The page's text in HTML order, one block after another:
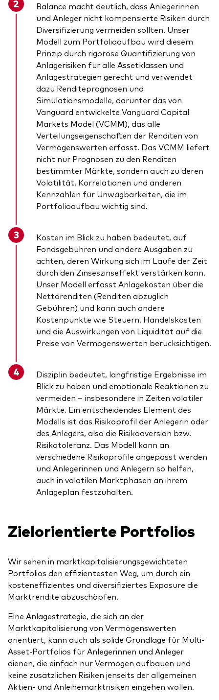
Balance macht deutlich, dass Anlegerinnen
und Anleger nicht kompensierte Risiken durch
Diversifizierung vermeiden sollten. Unser
Modell zum Portfolioaufbau wird diesem
Prinzip durch rigorose Quantifizierung von
Anlagerisiken für alle Assetklassen und
Anlagestrategien gerecht und verwendet
dazu Renditeprognosen und
Simulationsmodelle, darunter das von
Vanguard entwickelte Vanguard Capital
Markets Model (VCMM), das alle
Verteilungseigenschaften der Renditen von
Vermögenswerten erfasst. Das VCMM liefert
nicht nur Prognosen zu den Renditen
bestimmter Märkte, sondern auch zu deren
Volatilität, Korrelationen und anderen
Kennzahlen für Unwägbarkeiten, die im
Portfolioaufbau wichtig sind.
Kosten im Blick zu haben bedeutet, auf
Fondsgebühren und andere Ausgaben zu
achten, deren Wirkung sich im Laufe der Zeit
durch den Zinseszinseffekt verstärken kann.
Unser Modell erfasst Anlagekosten über die
Nettorenditen (Renditen abzüglich
Gebühren) und kann auch andere
Kostenpunkte wie Steuern, Handelskosten
und die Auswirkungen von Liquidität auf die
Preise von Vermögenswerten berücksichtigen.
Disziplin bedeutet, langfristige Ergebnisse im
Blick zu haben und emotionale Reaktionen zu
vermeiden – insbesondere in Zeiten volatiler
Märkte. Ein entscheidendes Element des
Modells ist das Risikoprofil der Anlegerin oder
des Anlegers, also die Risikoaversion bzw.
Risikotoleranz. Das Modell kann an
verschiedene Risikoprofile angepasst werden
und Anlegerinnen und Anlegern so helfen,
auch in volatilen Marktphasen an ihrem
Anlageplan festzuhalten.
Zielorientierte Portfolios
Wir sehen in marktkapitalisierungsgewichteten
Portfolios den effizientesten Weg, um durch ein
kosteneffizientes und diversifiziertes Exposure die
Marktrendite abzuschöpfen.
Eine Anlagestrategie, die sich an der
Marktkapitalisierung von Vermögenswerten
orientiert, kann auch als solide Grundlage für Multi-
Asset-Portfolios für Anlegerinnen und Anleger
dienen, die einfach nur Vermögen aufbauen und
keine zusätzlichen Risiken jenseits der allgemeinen
Aktien- und Anleihemarktrisiken eingehen wollen.